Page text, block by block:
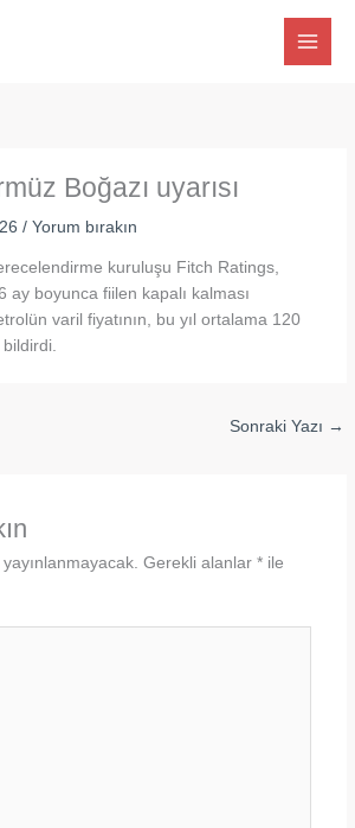
Boğazı uyarısı
/Yorum bırakın
kuruluşu Fitch Ratings,
ay boyunca fiilen kapalı kalması
varil fiyatının, bu yıl ortalama 120
Sonraki Yazı →
Gerekli alanlar *ile